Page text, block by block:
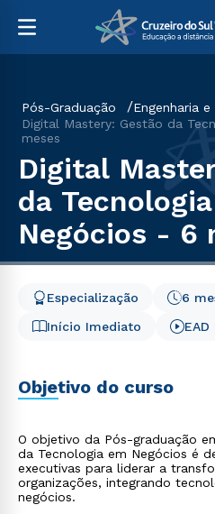
Pós-Graduação
Engenharia
Digital Mastery: Gestão da
meses
Digital
da
Negócios - 6
Início Imediato
6
Especialização
Objetivo do curso
O objetivo da Pós-graduação
da Tecnologia em Negócios é
executivas para liderar a
organizações, integrando
negócios.